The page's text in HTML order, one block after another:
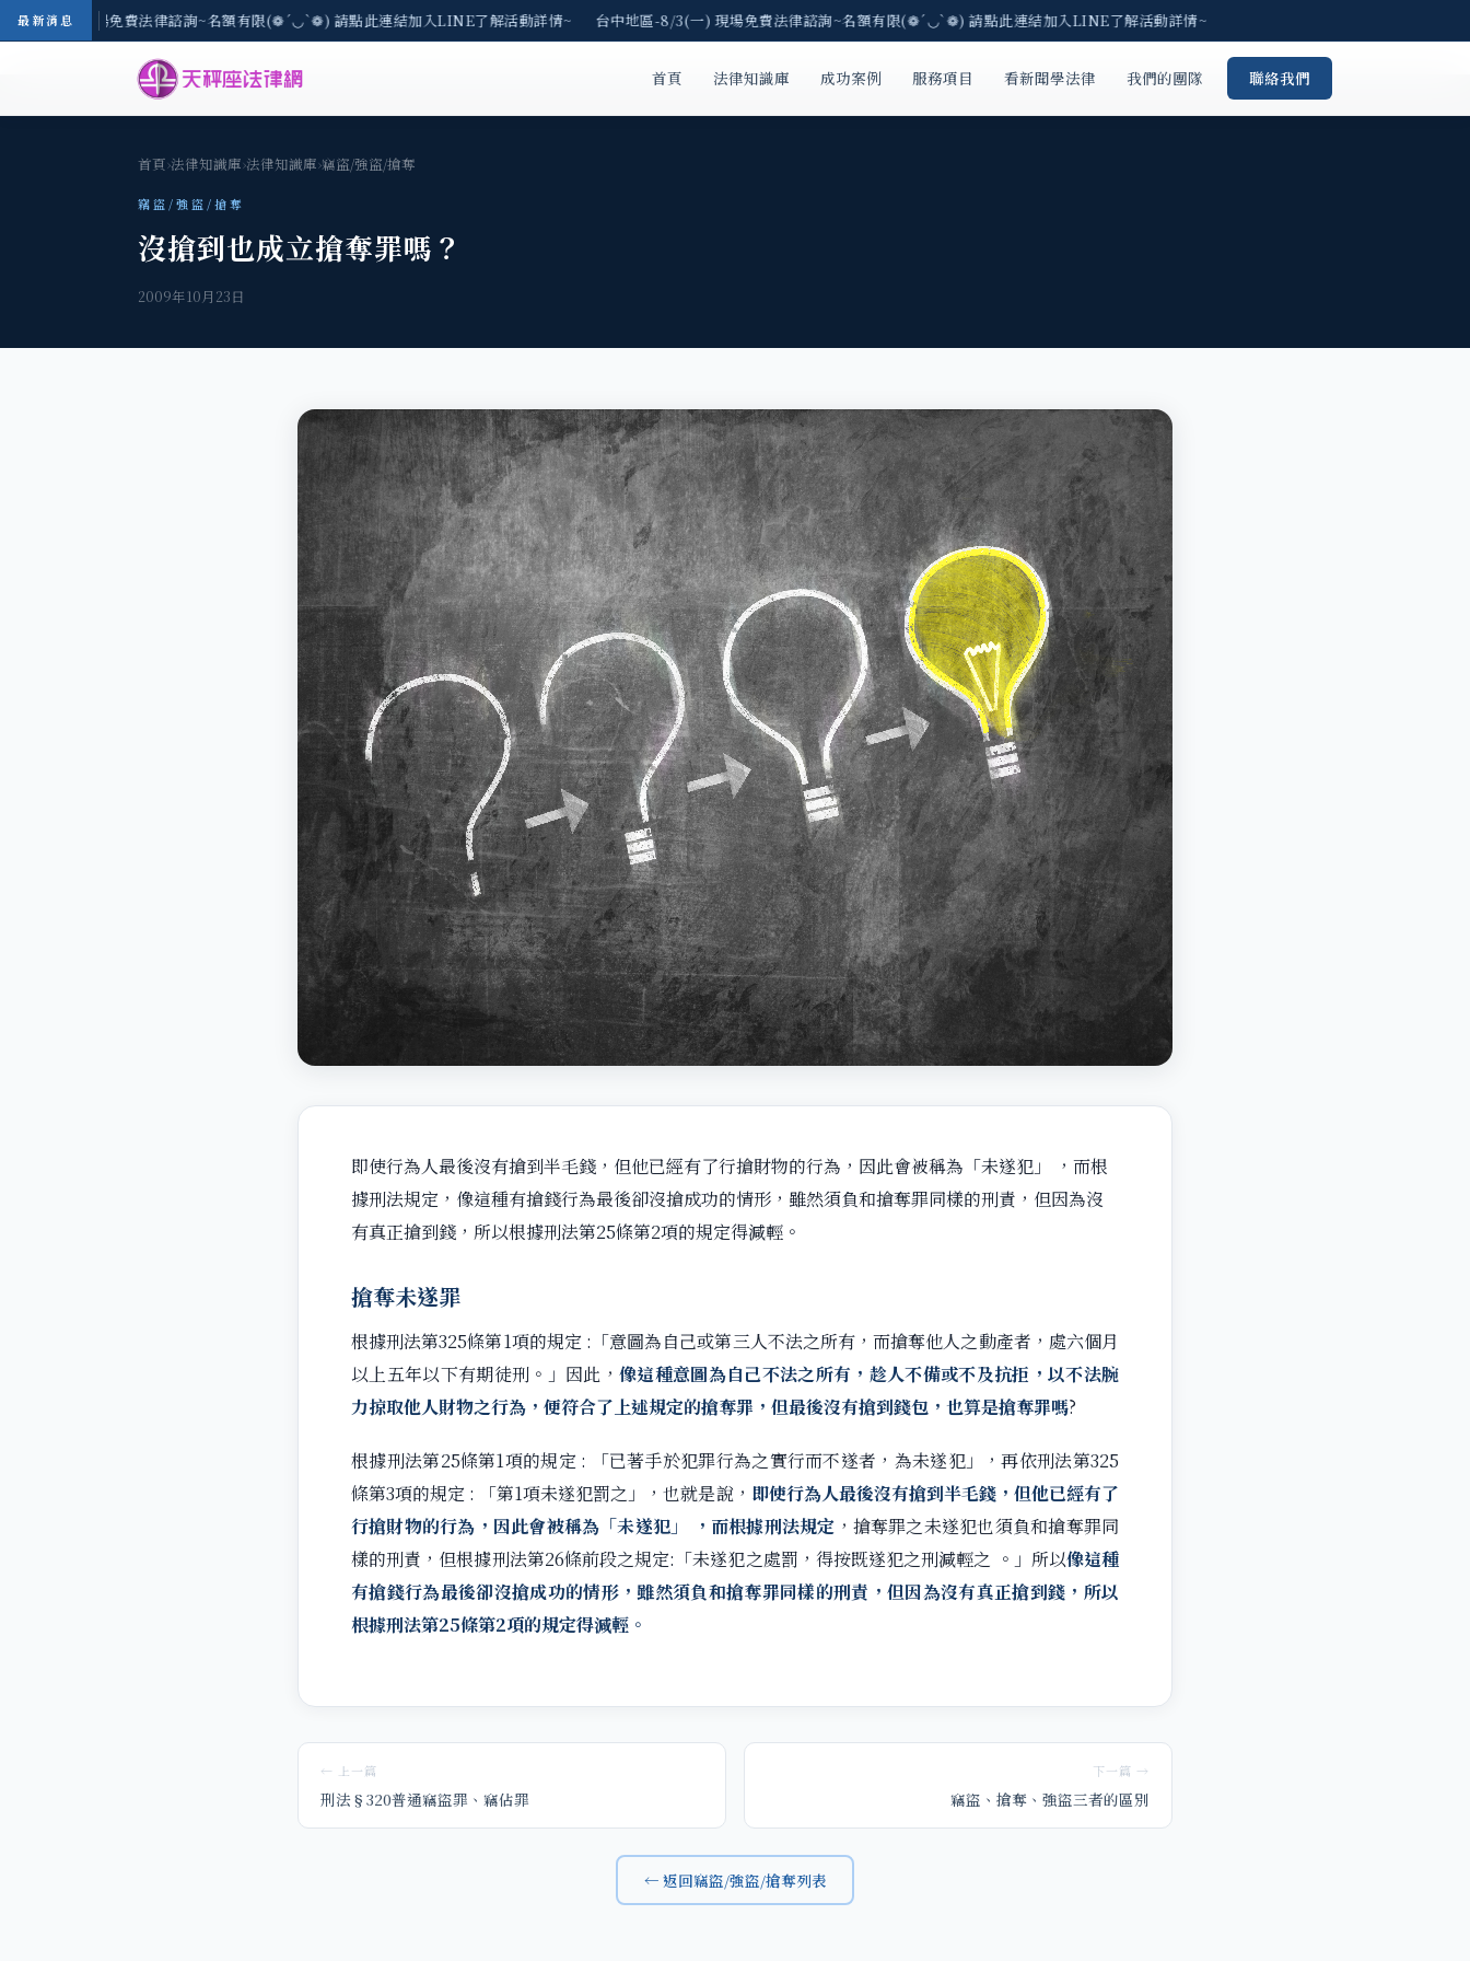
最新消息
-8/3(一) 現場免費法律諮詢~名額有限(❁´◡`❁) 請點此連結加入LINE了解活動詳情~ 台中地區-8/3(一) 現場免費法律諮詢~名額有限(❁´◡`❁) 請點此連結加入LINE了解活動詳情~
首頁 法律知識庫 成功案例 服務項目 看新聞學法律 我們的團隊 聯絡我們
首頁›法律知識庫›法律知識庫›竊盜/強盜/搶奪
竊盜/強盜/搶奪
沒搶到也成立搶奪罪嗎？
2009年10月23日
即使行為人最後沒有搶到半毛錢，但他已經有了行搶財物的行為，因此會被稱為「未遂犯」 ，而根
據刑法規定，像這種有搶錢行為最後卻沒搶成功的情形，雖然須負和搶奪罪同樣的刑責，但因為沒
有真正搶到錢，所以根據刑法第25條第2項的規定得減輕。
搶奪未遂罪
根據刑法第325條第1項的規定 :「意圖為自己或第三人不法之所有，而搶奪他人之動產者，處六個月
以上五年以下有期徒刑。」因此， 像這種意圖為自己不法之所有，趁人不備或不及抗拒，以不法腕
力掠取他人財物之行為，便符合了上述規定的搶奪罪，但最後沒有搶到錢包，也算是搶奪罪嗎?
根據刑法第25條第1項的規定 : 「已著手於犯罪行為之實行而不遂者，為未遂犯」，再依刑法第325
條第3項的規定 : 「第1項未遂犯罰之」，也就是說， 即使行為人最後沒有搶到半毛錢，但他已經有了
行搶財物的行為，因此會被稱為「未遂犯」
，而根據刑法規定 ，搶奪罪之未遂犯也須負和搶奪罪同
樣的刑責，但根據刑法第26條前段之規定:「未遂犯之處罰，得按既遂犯之刑減輕之 。」所以像這種
有搶錢行為最後卻沒搶成功的情形，雖然須負和搶奪罪同樣的刑責，但因為沒有真正搶到錢，所以
根據刑法第25條第2項的規定得減輕。
← 上一篇
刑法§320普通竊盜罪、竊佔罪
下一篇 →
竊盜、搶奪、強盜三者的區別
← 返回竊盜/強盜/搶奪列表